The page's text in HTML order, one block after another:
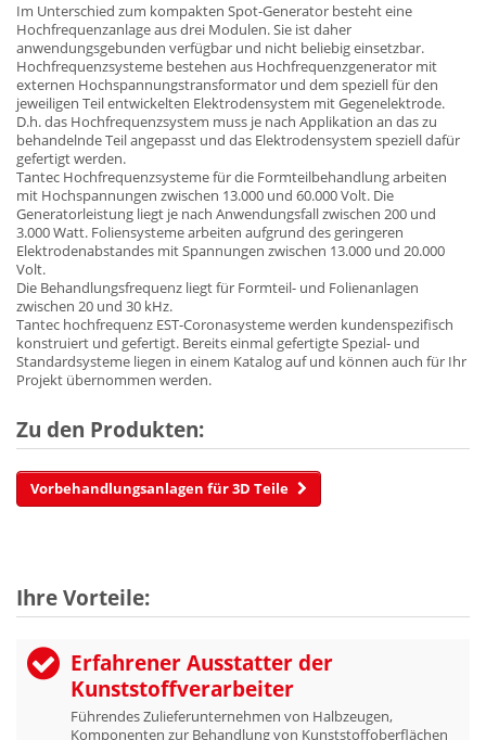
Im Unterschied zum kompakten Spot-Generator besteht eine
Hochfrequenzanlage aus drei Modulen. Sie ist daher
anwendungsgebunden verfügbar und nicht beliebig einsetzbar.
Hochfrequenzsysteme bestehen aus Hochfrequenzgenerator mit
externen Hochspannungstransformator und dem speziell für den
jeweiligen Teil entwickelten Elektrodensystem mit Gegenelektrode.
D.h. das Hochfrequenzsystem muss je nach Applikation an das zu
behandelnde Teil angepasst und das Elektrodensystem speziell dafür
gefertigt werden.
Tantec Hochfrequenzsysteme für die Formteilbehandlung arbeiten
mit Hochspannungen zwischen 13.000 und 60.000 Volt. Die
Generatorleistung liegt je nach Anwendungsfall zwischen 200 und
3.000 Watt. Foliensysteme arbeiten aufgrund des geringeren
Elektrodenabstandes mit Spannungen zwischen 13.000 und 20.000
Volt.
Die Behandlungsfrequenz liegt für Formteil- und Folienanlagen
zwischen 20 und 30 kHz.
Tantec hochfrequenz EST-Coronasysteme werden kundenspezifisch
konstruiert und gefertigt. Bereits einmal gefertigte Spezial- und
Standardsysteme liegen in einem Katalog auf und können auch für Ihr
Projekt übernommen werden.
Zu den Produkten:
Vorbehandlungs­anlagen für 3D Teile
Ihre Vorteile:
Erfahrener Ausstatter der
Kunststoffverarbeiter
Führendes Zulieferunternehmen von Halbzeugen,
Komponenten zur Behandlung von Kunststoffoberflächen